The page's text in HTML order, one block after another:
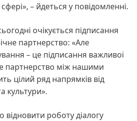
– йдеться у повідомленні.
очікується підписання
партнерство: «Але
– це підписання важливої
партнерство між нашими
цілий ряд напрямків від
культури».
роботу діалогу